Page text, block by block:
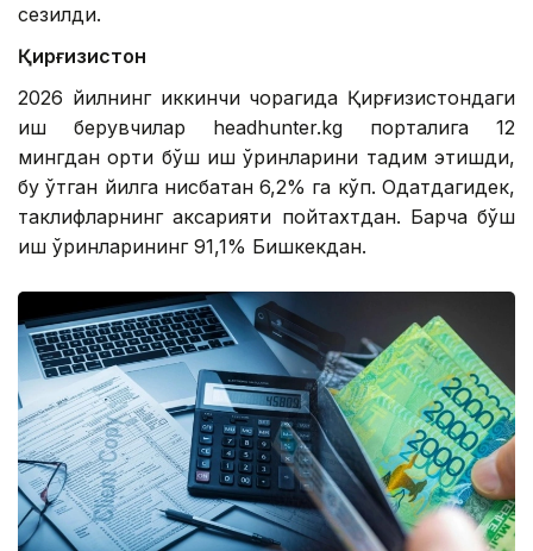
сезилди.
Қирғизистон
2026 йилнинг иккинчи чорагида Қирғизистондаги
иш берувчилар headhunter.kg порталига 12
мингдан ортиқ бўш иш ўринларини тақдим этишди,
бу ўтган йилга нисбатан 6,2% га кўп. Одатдагидек,
таклифларнинг аксарияти пойтахтдан. Барча бўш
иш ўринларининг 91,1% Бишкекдан.